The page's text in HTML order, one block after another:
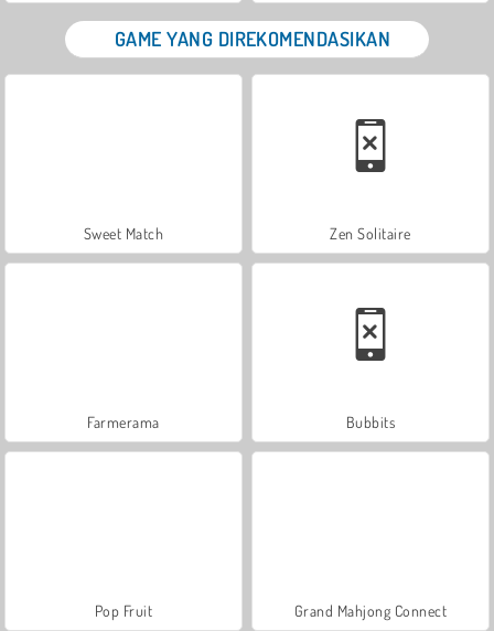
GAME YANG DIREKOMENDASIKAN
Sweet Match Zen Solitaire
Farmerama Bubbits
Pop Fruit Grand Mahjong Connect